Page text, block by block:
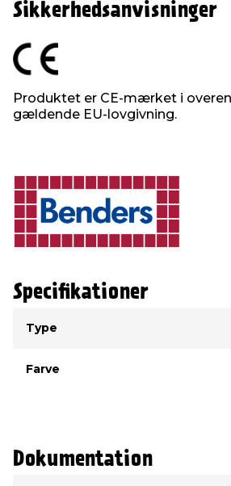
Sikkerhedsanvisninger
Produktet er CE-mærket i
gældende EU-lovgivning.
Specifikationer
Type
Farve
Dokumentation